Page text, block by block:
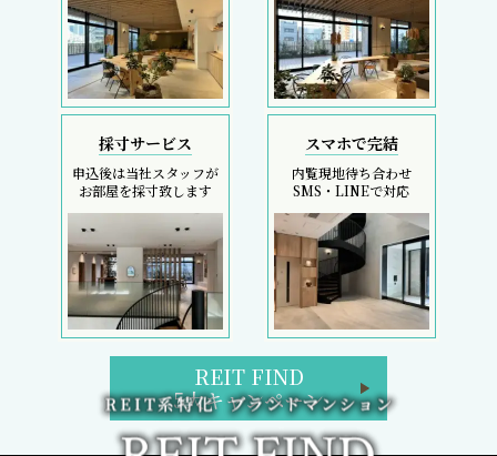
採寸サービス
申込後は当社スタッフが
お部屋を採寸致します
スマホで完結
内覧現地待ち合わせ
SMS・LINEで対応
REIT FIND
5大キャンペーン